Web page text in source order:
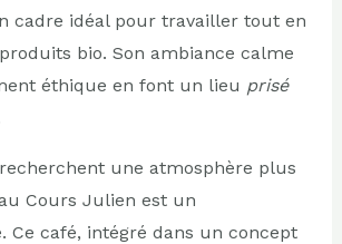
cadre idéal pour travailler tout en
bio. Son ambiance calme
éthique en font un lieu prisé
une atmosphère plus
Cours Julien est un
Ce café, intégré dans un concept